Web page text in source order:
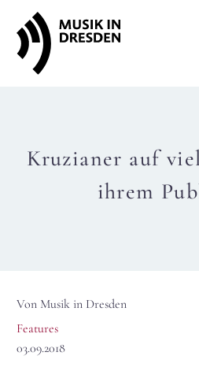
Kruzianer auf
ihrem
Von Musik in Dresden
Features
03.09.2018